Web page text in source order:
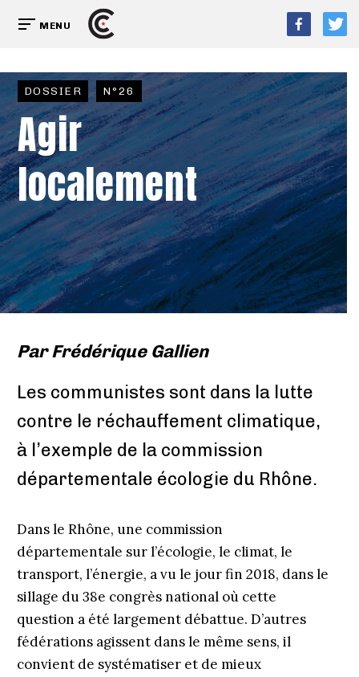
MENU
DOSSIER N°26
Agir
localement
ParFrédérique Gallien
Les communistes sont dans la lutte
contre le réchauffement climatique,
à l’exemple de la commission
départementale écologie du Rhône.
Dans le Rhône, une commission
départementale sur l’écologie, le climat, le
transport, l’énergie, a vu le jour fin 2018, dans le
sillage du 38e congrès national où cette
question a été largement débattue. D’autres
fédérations agissent dans le même sens, il
convient de systématiser et de mieux